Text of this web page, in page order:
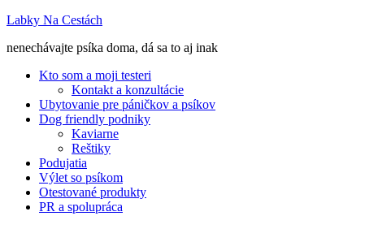
Labky Na Cestách
nenechávajte psíka doma, dá sa to aj inak
Kto som a moji testeri
Kontakt a konzultácie
Ubytovanie pre páničkov a psíkov
Dog friendly podniky
Kaviarne
Reštiky
Podujatia
Výlet so psíkom
Otestované produkty
PR a spolupráca